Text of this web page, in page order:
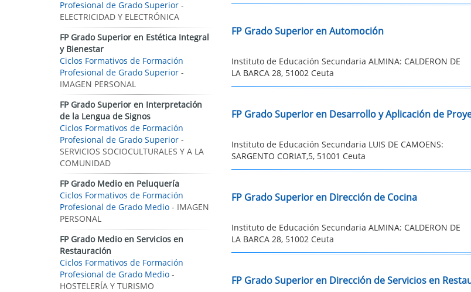
FP Grado Superior en Automoción
Instituto de Educación Secundaria ALMINA: CALDERON DE
LA BARCA 28, 51002 Ceuta
FP Grado Superior en Desarrollo y Aplicación de
Instituto de Educación Secundaria LUIS DE CAMOENS:
SARGENTO CORIAT,5, 51001 Ceuta
FP Grado Superior en Dirección de Cocina
Instituto de Educación Secundaria ALMINA: CALDERON DE
LA BARCA 28, 51002 Ceuta
FP Grado Superior en Dirección de Servicios en
Profesional de Grado Superior -
ELECTRICIDAD Y ELECTRÓNICA
FP Grado Superior en Estética Integral
y Bienestar
Ciclos Formativos de Formación
Profesional de Grado Superior -
IMAGEN PERSONAL
FP Grado Superior en Interpretación
de la Lengua de Signos
Ciclos Formativos de Formación
Profesional de Grado Superior -
SERVICIOS SOCIOCULTURALES Y A LA
COMUNIDAD
FP Grado Medio en Peluquería
Ciclos Formativos de Formación
Profesional de Grado Medio - IMAGEN
PERSONAL
FP Grado Medio en Servicios en
Restauración
Ciclos Formativos de Formación
Profesional de Grado Medio -
HOSTELERÍA Y TURISMO